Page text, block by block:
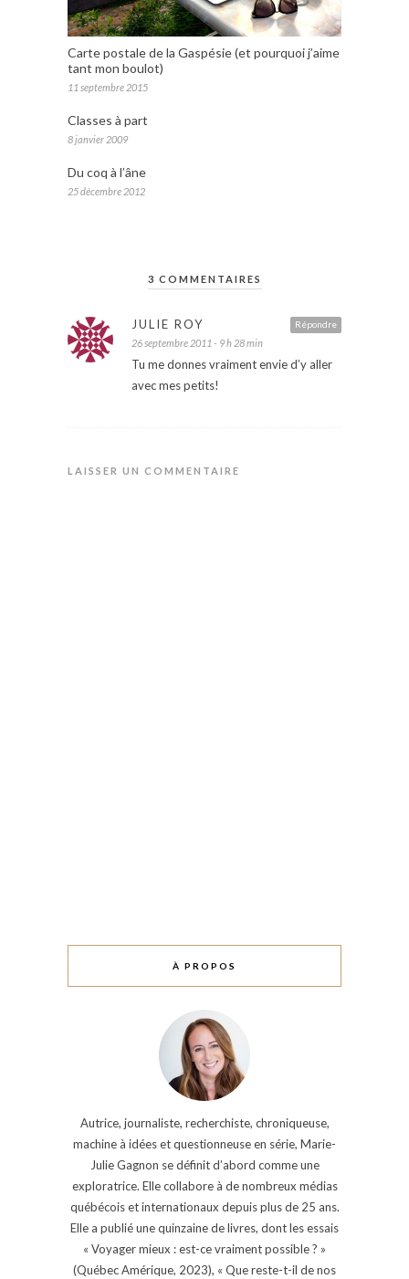
Carte postale de la Gaspésie (et pourquoi j’aime
tant mon boulot)
11 septembre 2015
Classes à part
8 janvier 2009
Du coq à l’âne
25 décembre 2012
3 COMMENTAIRES
Répondre
JULIE ROY
26 septembre 2011 - 9 h 28 min
Tu me donnes vraiment envie d’y aller
avec mes petits!
LAISSER UN COMMENTAIRE
À PROPOS
Autrice, journaliste, recherchiste, chroniqueuse,
machine à idées et questionneuse en série, Marie-
Julie Gagnon se définit d’abord comme une
exploratrice. Elle collabore à de nombreux médias
québécois et internationaux depuis plus de 25 ans.
Elle a publié une quinzaine de livres, dont les essais
« Voyager mieux : est-ce vraiment possible ? »
(Québec Amérique, 2023), « Que reste-t-il de nos